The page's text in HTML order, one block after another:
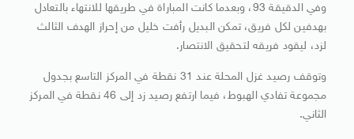
وفي الدقيقة 93، وبعدما كانت المباراة في طريقها للانتهاء بالتعادل
بهدفين لكل فريق، تمكن البديل رأفت خليل من إحراز الهدف الثالث
لزد، ليقود فريقه لتحقيق الانتصار.
وتوقف رصيد غزل المحلة عند 31 نقطة في المركز التاسع بجدول
مجموعة تفادي الهبوط، فيما ارتفع رصيد زد إلى 46 نقطة في المركز
الثاني.